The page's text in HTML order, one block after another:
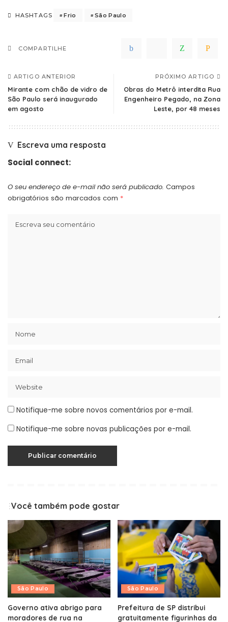
HASHTAGS Frio São Paulo
COMPARTILHE
ARTIGO ANTERIOR
Mirante com chão de vidro de
São Paulo será inaugurado
em agosto
PRÓXIMO ARTIGO
Obras do Metrô interdita Rua
Engenheiro Pegado, na Zona
Leste, por 48 meses
Escreva uma resposta
Social connect:
O seu endereço de e-mail não será publicado. Campos
obrigatórios são marcados com *
Notifique-me sobre novos comentários por e-mail.
Notifique-me sobre novas publicações por e-mail.
Você também pode gostar
São Paulo
Governo ativa abrigo para
moradores de rua na
São Paulo
Prefeitura de SP distribui
gratuitamente figurinhas da